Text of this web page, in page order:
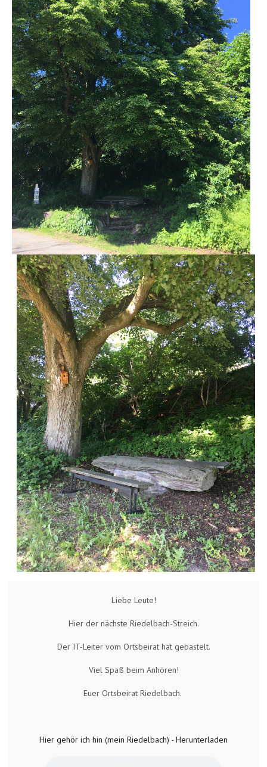
Liebe Leute!
Hier der nächste Riedelbach-Streich.
Der IT-Leiter vom Ortsbeirat hat gebastelt.
Viel Spaß beim Anhören!
Euer Ortsbeirat Riedelbach.
Hier gehör ich hin (mein Riedelbach) - Herunterladen